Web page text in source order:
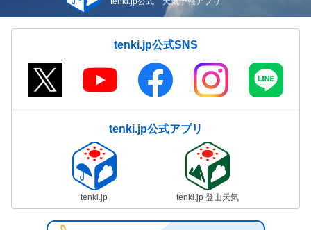
tenki.jp公式SNS
tenki.jp公式アプリ
tenki.jp tenki.jp 登山天気